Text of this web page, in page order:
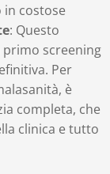
costose
: Questo
screening
Per
è
completa, che
clinica e tutto